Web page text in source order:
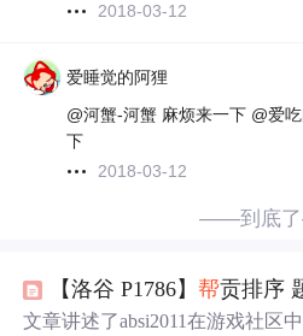
2018-03-12
爱睡觉的阿狸
@河蟹-河蟹 麻烦来一下 @爱
下
2018-03-12
——到底
【洛谷 P1786】帮贡排序
文章讲述了absi2011在游戏社区